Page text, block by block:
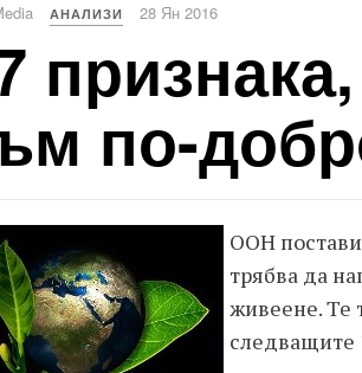
АНАЛИЗИ 28 Ян 2016
по-
ООН
трябва да
живеене. Те
следващите